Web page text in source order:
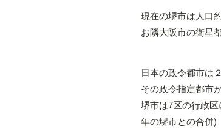
現在の堺市は人口
お隣大阪市の衛星
日本の政令都市は
その政令指定都市
堺市は7区の行政
年の堺市との合併)